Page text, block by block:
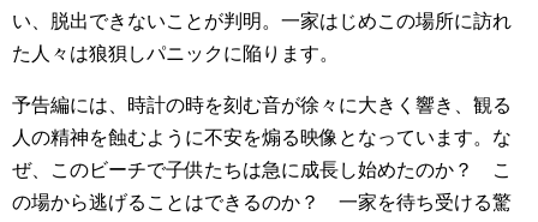
い、脱出できないことが判明。一家はじめこの場所に訪れ
た人々は狼狽しパニックに陥ります。
予告編には、時計の時を刻む音が徐々に大きく響き、観る
人の精神を蝕むように不安を煽る映像となっています。な
ぜ、このビーチで子供たちは急に成長し始めたのか？ こ
の場から逃げることはできるのか？ 一家を待ち受ける驚